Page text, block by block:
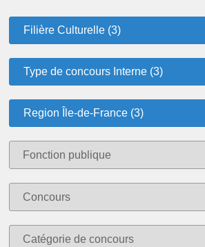
Filière Culturelle (3)
Type de concours Interne (3)
Region Île-de-France (3)